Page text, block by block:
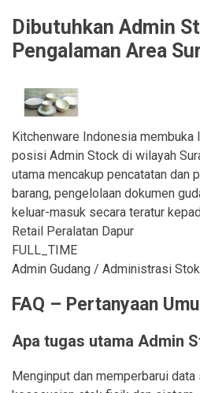
Dibutuhkan Admin
Pengalaman Area
Kitchenware Indonesia membuka
posisi Admin Stock di wilayah
utama mencakup pencatatan dan
barang, pengelolaan dokumen
keluar-masuk secara teratur
Retail Peralatan Dapur
FULL_TIME
Admin Gudang / Administrasi Stok
FAQ – Pertanyaan
Apa tugas utama Admin
Menginput dan memperbarui